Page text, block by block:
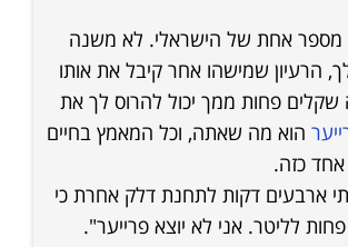
מספר אחת של הישראלי. לא משנה
הרעיון שמישהו אחר קיבל את אותו
פחות ממך יכול להרוס לך את
הוא מה שאתה, וכל המאמץ בחיים
אחד כזה.
ארבעים דקות לתחנת דלק אחרת כי
לליטר. אני לא יוצא פרייער".